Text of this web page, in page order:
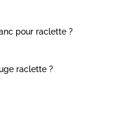
pour raclette ?
raclette ?